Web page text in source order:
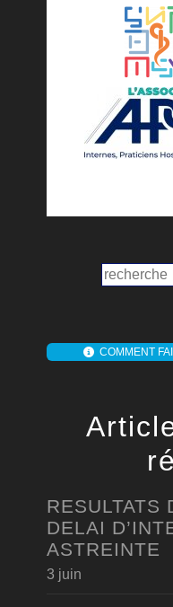
COMMENT
RESULTATS
DELAI
ASTREINTE
3 juin